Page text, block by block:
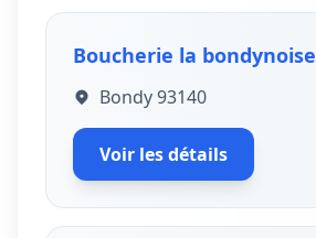
Boucherie la bondynoise
Bondy 93140
Voir les détails